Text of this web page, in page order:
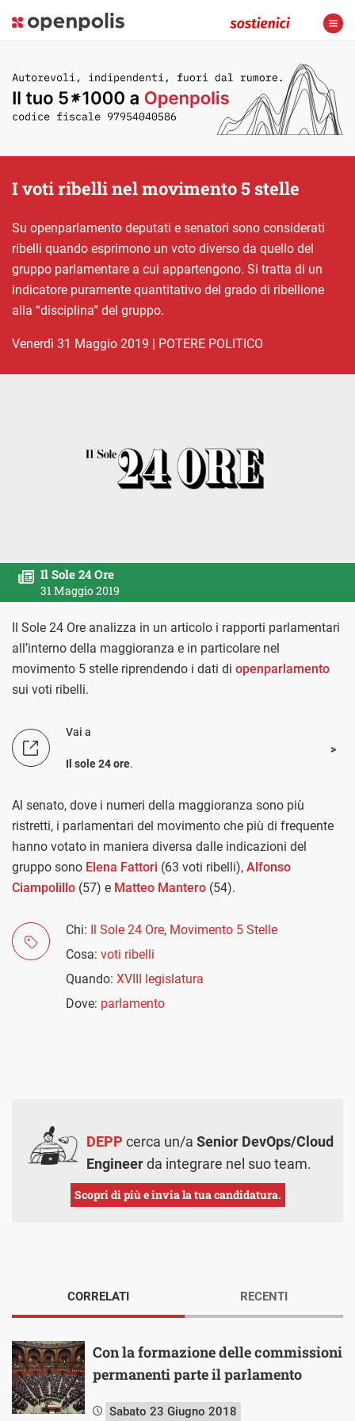
I voti ribelli nel movimento 5 stelle
Su openparlamento deputati e senatori sono considerati
ribelli quando esprimono un voto diverso da quello del
gruppo parlamentare a cui appartengono. Si tratta di un
indicatore puramente quantitativo del grado di ribellione
alla “disciplina” del gruppo.
venerdì 31 Maggio 2019 | POTERE POLITICO
Il Sole 24 Ore
31 Maggio 2019
Il Sole 24 Ore analizza in un articolo i rapporti parlamentari
all’interno della maggioranza e in particolare nel
movimento 5 stelle riprendendo i dati di openparlamento
sui voti ribelli.
Vai a
Il sole 24 ore.
Al senato, dove i numeri della maggioranza sono più
ristretti, i parlamentari del movimento che più di frequente
hanno votato in maniera diversa dalle indicazioni del
gruppo sono Elena Fattori (63 voti ribelli), Alfonso
Ciampolillo (57) e Matteo Mantero (54).
Chi: Il Sole 24 Ore, Movimento 5 Stelle
Cosa: voti ribelli
Quando: XVIII legislatura
Dove: parlamento
DEPP cerca un/a Senior DevOps/Cloud
Engineerda integrare nel suo team.
Scopri di più e invia la tua candidatura.
CORRELATI
Con la formazione delle commissioni
permanenti parte il parlamento
Sabato 23 Giugno 2018
RECENTI